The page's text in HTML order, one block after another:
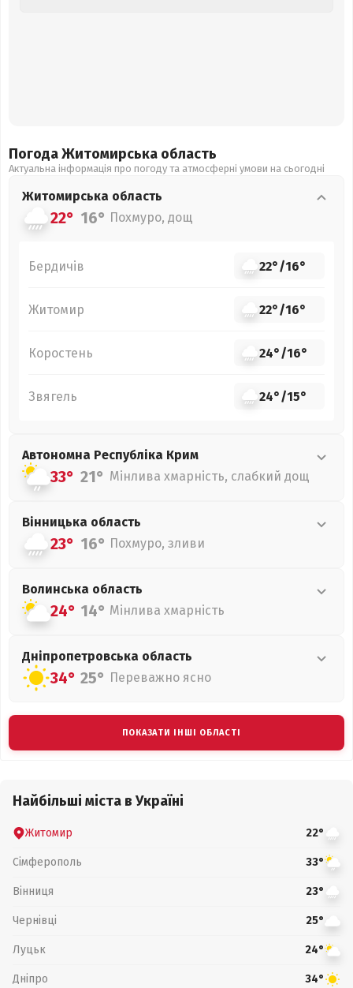
Погода Житомирська область
Актуальна інформація про погоду та атмосферні умови на сьогодні
Житомирська область
22° 16° Похмуро, дощ
Бердичів 22°/16°
Житомир 22°/16°
Коростень 24°/16°
Звягель 24°/15°
Автономна Республіка Крим
33° 21° Мінлива хмарність, слабкий дощ
Вінницька область
23° 16° Похмуро, зливи
Волинська область
24° 14° Мінлива хмарність
Дніпропетровська область
34° 25° Переважно ясно
ПОКАЗАТИ ІНШІ ОБЛАСТІ
Найбільші міста в Україні
Житомир 22°
Сімферополь 33°
Вінниця 23°
Чернівці 25°
Луцьк 24°
Дніпро 34°